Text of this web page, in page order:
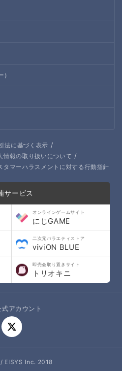
法に基づく表示 /
情報の取り扱いについて /
タマーハラスメントに対する行動指針
サービス
オンラインゲームサイト
にじGAME
二次元バラエティストア
viviON BLUE
即売会取り置きサイト
トリオキニ
アカウント
Inc. 2018